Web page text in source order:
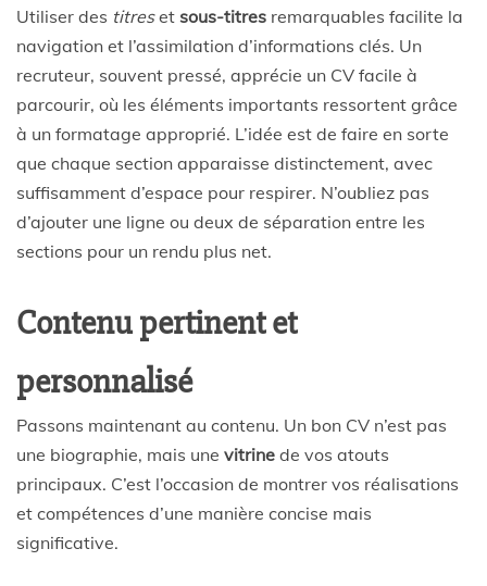
Utiliser des titreset sous-titres remarquables facilite la
navigation et l’assimilation d’informations clés. Un
recruteur, souvent pressé, apprécie un CV facile à
parcourir, où les éléments importants ressortent grâce
à un formatage approprié. L’idée est de faire en sorte
que chaque section apparaisse distinctement, avec
suffisamment d’espace pour respirer. N’oubliez pas
d’ajouter une ligne ou deux de séparation entre les
sections pour un rendu plus net.
Contenu pertinent et
personnalisé
Passons maintenant au contenu. Un bon CV n’est pas
une biographie, mais une vitrine de vos atouts
principaux. C’est l’occasion de montrer vos réalisations
et compétences d’une manière concise mais
significative.